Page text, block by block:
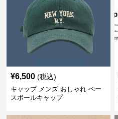
¥6,500 (税込)
キャップ メンズ おしゃれ ベー
スボールキャップ